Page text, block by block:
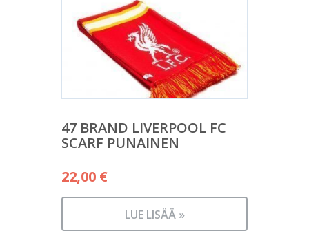
47 BRAND LIVERPOOL FC
SCARF PUNAINEN
22,00 €
LUE LISÄÄ »